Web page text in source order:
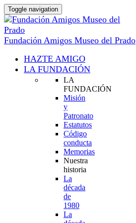
Toggle navigation
Fundación Amigos Museo del Prado
HAZTE AMIGO
LA FUNDACIÓN
LA
FUNDACIÓN
Misión
y
Patronato
Estatutos
Código
conducta
Memorias
Nuestra
historia
La
década
de
1980
La